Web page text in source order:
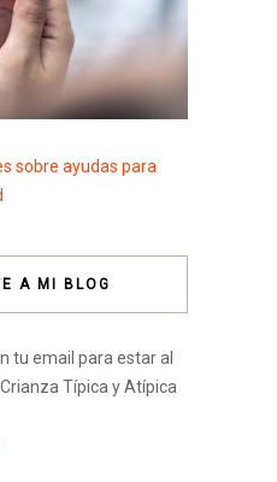
sobre ayudas para
A MI BLOG
tu email para estar al
Típica y Atípica